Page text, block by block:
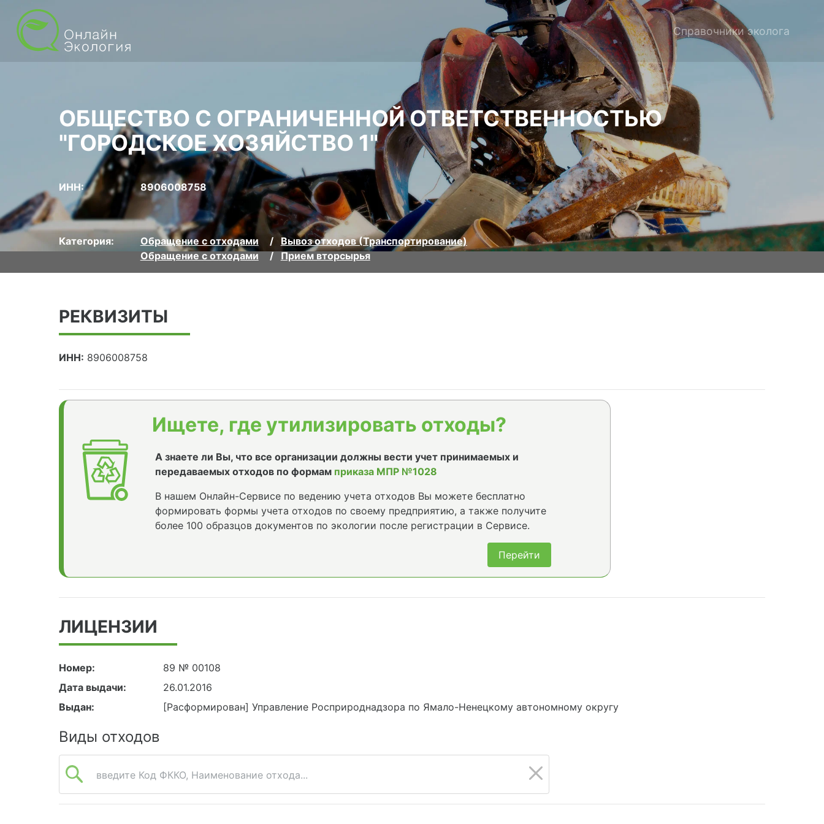
Справочники эколога
ОБЩЕСТВО С ОГРАНИЧЕННОЙ ОТВЕТСТВЕННОСТЬЮ
"ГОРОДСКОЕ ХОЗЯЙСТВО 1"
ИНН: 8906008758
Категория: Обращение с отходами
Вывоз отходов (Транспортирование)
Обращение с отходами
Прием вторсырья
РЕКВИЗИТЫ
ИНН: 8906008758
Ищете, где утилизировать отходы?
А знаете ли Вы, что все организации должны вести учет принимаемых и
передаваемых отходов по формам приказа МПР №1028
В нашем Онлайн-Сервисе по ведению учета отходов Вы можете бесплатно
формировать формы учета отходов по своему предприятию, а также получите
более 100 образцов документов по экологии после регистрации в Сервисе.
Перейти
ЛИЦЕНЗИИ
Номер:
89 № 00108
Дата выдачи:
26.01.2016
Выдан:
[Расформирован] Управление Росприроднадзора по Ямало-Ненецкому автономному округу
Виды отходов
введите Код ФККО, Наименование отхода...